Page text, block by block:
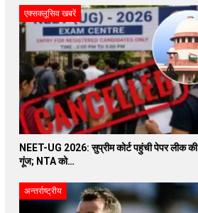
एक्सक्लूसिव खबरें
NEET-UG 2026: सुप्रीम कोर्ट पहुंची पेपर लीक की
गूंज; NTA को…
अन्तर्राष्ट्रीय